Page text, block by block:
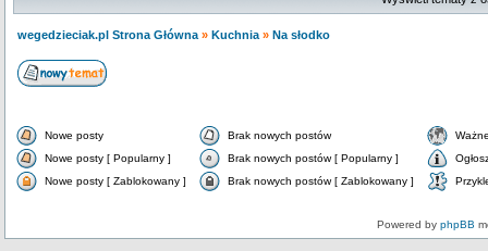
wegedzieciak.pl Strona Główna » Kuchnia » Na słodko
Nowe posty Brak nowych postów
Nowe posty [ Popularny ]
Brak nowych postów [ Popularny ]
Nowe posty [ Zablokowany ]
Brak nowych postów [ Zablokowany ]
Powered by phpBB